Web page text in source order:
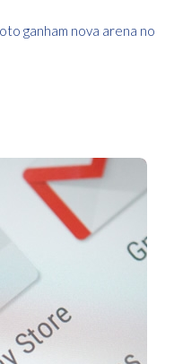
ganham nova arena no